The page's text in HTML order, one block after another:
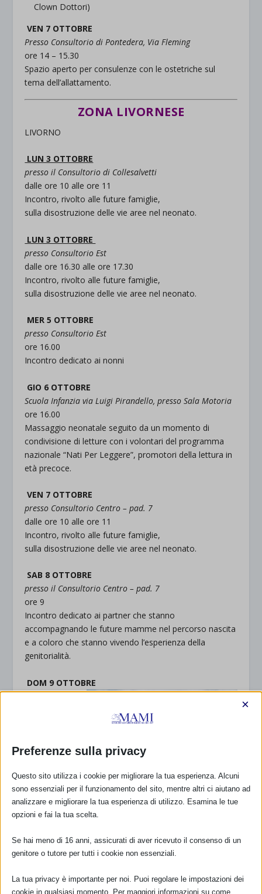
Clown Dottori)
VEN 7 OTTOBRE
Presso Consultorio di Pontedera, Via Fleming
ore 14 – 15.30
Spazio aperto per consulenze con le ostetriche sul
tema dell’allattamento.
ZONA LIVORNESE
LIVORNO
LUN 3 OTTOBRE
presso il Consultorio di Collesalvetti
dalle ore 10 alle ore 11
Incontro, rivolto alle future famiglie,
sulla disostruzione delle vie aree nel neonato.
LUN 3 OTTOBRE
presso Consultorio Est
dalle ore 16.30 alle ore 17.30
Incontro, rivolto alle future famiglie,
sulla disostruzione delle vie aree nel neonato.
MER 5 OTTOBRE
presso Consultorio Est
ore 16.00
Incontro dedicato ai nonni
GIO 6 OTTOBRE
Scuola Infanzia via Luigi Pirandello, presso Sala Motoria
ore 16.00
Massaggio neonatale seguito da un momento di
condivisione di letture con i volontari del programma
nazionale “Nati Per Leggere”, promotori della lettura in
età precoce.
VEN 7 OTTOBRE
presso Consultorio Centro – pad. 7
dalle ore 10 alle ore 11
Incontro, rivolto alle future famiglie,
sulla disostruzione delle vie aree nel neonato.
SAB 8 OTTOBRE
presso il Consultorio Centro – pad. 7
ore 9
Incontro dedicato ai partner che stanno
accompagnando le future mamme nel percorso nascita
e a coloro che stanno vivendo l’esperienza della
genitorialità.
DOM 9 OTTOBRE
ore 11
spazio
chiesa di
S.Jacopo)
Si svolgerà la
settima
di “ALLATTA
NDO
DO”, passeggiata collettiva sul lungomare labronico.
Preferenze sulla privacy
×
Questo sito utilizza i cookie per migliorare la tua esperienza. Alcuni
sono essenziali per il funzionamento del sito, mentre altri ci aiutano ad
analizzare e migliorare la tua esperienza di utilizzo. Esamina le tue
opzioni e fai la tua scelta.
Se hai meno di 16 anni, assicurati di aver ricevuto il consenso di un
genitore o tutore per tutti i cookie non essenziali.
La tua privacy è importante per noi. Puoi regolare le impostazioni dei
cookie in qualsiasi momento. Per maggiori informazioni su come